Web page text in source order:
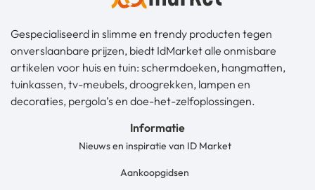
Gespecialiseerd in slimme en trendy producten tegen
onverslaanbare prijzen, biedt IdMarket alle onmisbare
artikelen voor huis en tuin: schermdoeken, hangmatten,
tuinkassen, tv-meubels, droogrekken, lampen en
decoraties, pergola’s en doe-het-zelfoplossingen.
Informatie
Nieuws en inspiratie van ID Market
Aankoopgidsen